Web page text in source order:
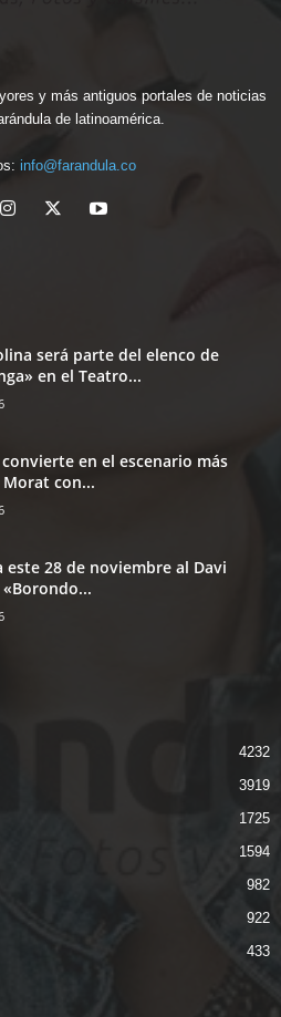
y más antiguos portales de noticias
de latinoamérica.
info@farandula.co
será parte del elenco de
en el Teatro...
en el escenario más
con...
este 28 de noviembre al Davi
4232
3919
1725
1594
982
922
433